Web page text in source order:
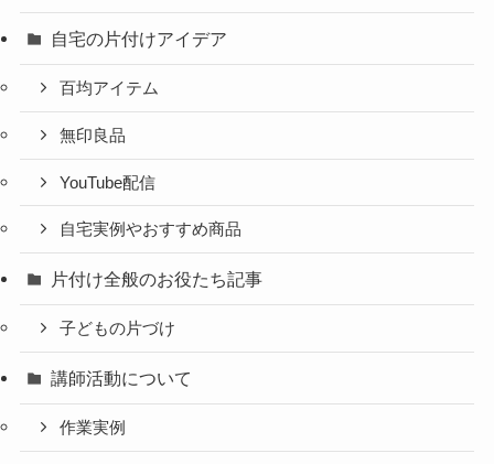
自宅の片付けアイデア
百均アイテム
無印良品
YouTube配信
自宅実例やおすすめ商品
片付け全般のお役たち記事
子どもの片づけ
講師活動について
作業実例